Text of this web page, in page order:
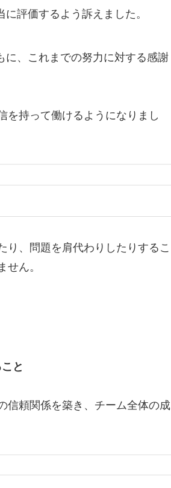
評価するよう訴えました。
に、これまでの努力に対する感謝
を持って働けるようになりまし
り、問題を肩代わりしたりするこ
ん。
と
信頼関係を築き、チーム全体の成